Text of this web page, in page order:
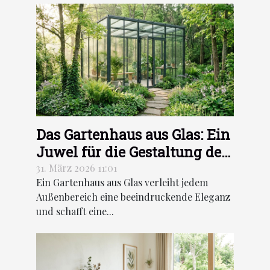
Das Gartenhaus aus Glas: Ein
Juwel für die Gestaltung des
Außenbereichs
31. März 2026 11:01
Ein Gartenhaus aus Glas verleiht jedem
Außenbereich eine beeindruckende Eleganz
und schafft eine...